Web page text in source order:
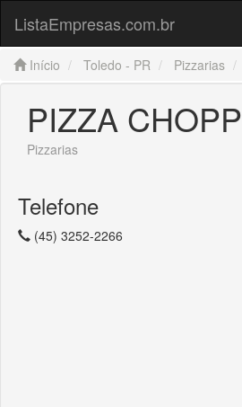
ListaEmpresas.com.br
Início Toledo - PR Pizzarias
PIZZA CHOPP
Pizzarias
Telefone
(45) 3252-2266